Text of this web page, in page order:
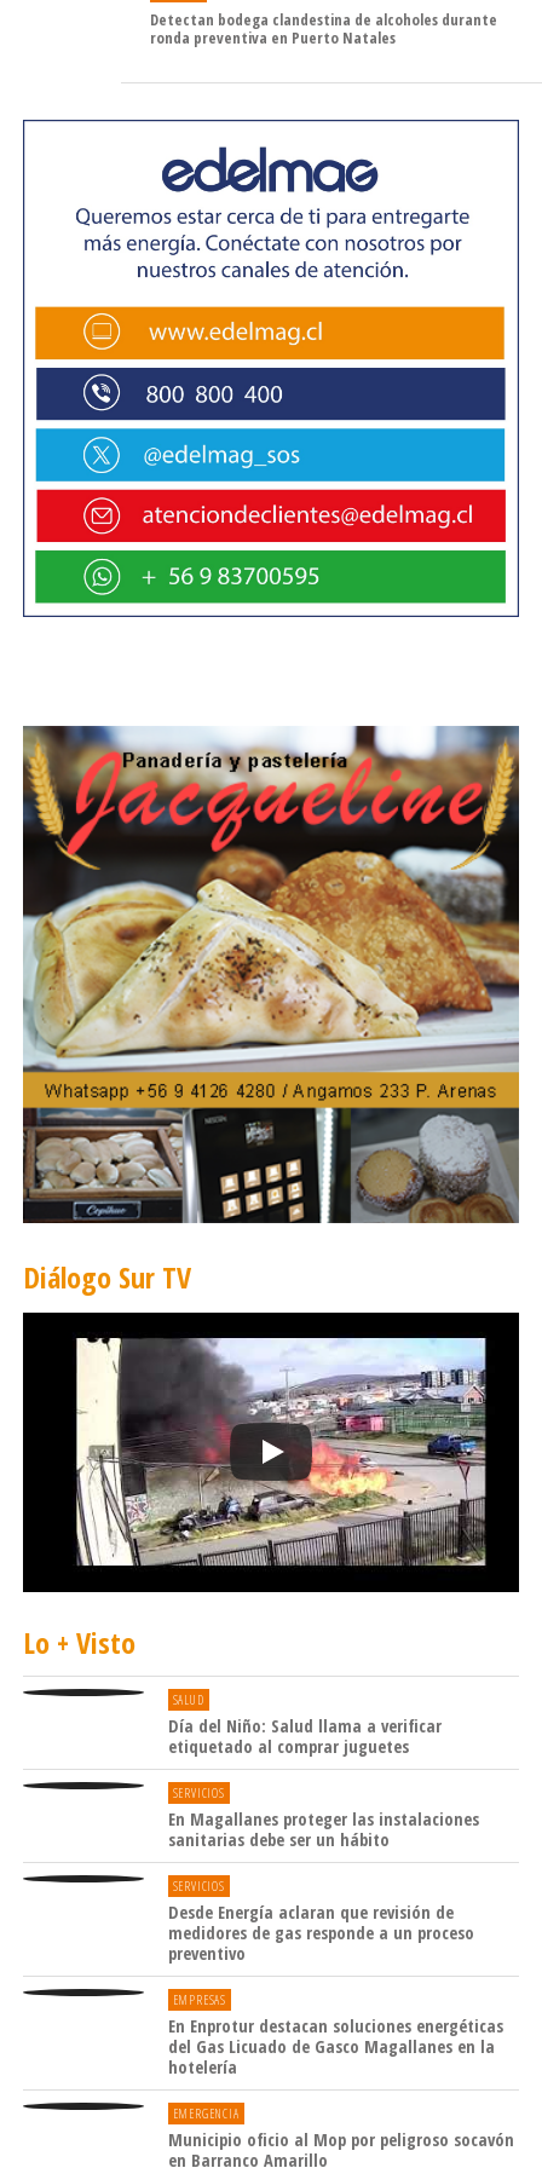
cuesta llegar con construcción a lugares tan aislados”.
proyecto de fibra óptica antártica y la futura
incorporación de 100 buses eléctricos, con una inversión
de 130 mil millones de pesos.
Quedan menos de 10 meses de gobierno, pero el
compromiso sigue intacto: vamos a trabajar hasta el
último día para seguir construyendo un país más justo e
inclusivo, con foco en las personas y las regiones”, afirmó
Ruiz Pivcevic.
Entre los aspectos más relevantes de esta cuarta y última
Cuenta Pública del Presidente Gabriel Boric destacan:
Seguridad pública
El Mandatario reafirmó que la seguridad sigue siendo
prioridad nacional. Se anunció la incorporación de 1.300
nuevos carabineros, la creación del Ministerio de
Probidad y transparencia
A raíz de casos recientes, se impulsarán mecanismos
más rigurosos de control y fiscalización, especialmente
en el traspaso de recursos públicos a fundaciones. Se
busca reforzar la ética y la probidad en la administración
pública.
Infraestructura y conectividad
Se anunció la futura extensión de la Línea 7 del Metro de
Santiago hasta el Aeropuerto Internacional Arturo
Merino Benítez, mejorando significativamente la
conectividad urbana e intermodal en la capital.
Derechos humanos
clara de compromiso con la justicia, la verdad y la
igualdad ante la ley, poniendo fin a privilegios para
condenados por violaciones a los derechos humanos.
Tecnología e innovación
Chile desarrollará, en colaboración con Brasil, un modelo
de lenguaje de inteligencia artificial con enfoque
latinoamericano. La iniciativa busca promover la
soberanía digital, el desarrollo tecnológico regional y el
Bienestar animal
Se impulsará una política nacional de bienestar animal,
que incluye la habilitación de cementerios municipales
para mascotas, reconociendo el vínculo afectivo entre
personas y animales, y respondiendo a una creciente
demanda ciudadana.
Cuidado y salud mental
El Presidente anunció el lanzamiento del Sistema
Nacional de Cuidados («Chile Cuida»), que busca apoyar
a personas cuidadoras y a quienes requieren cuidados.
Además, se ampliará la cobertura pública en salud
mental, con atención universal y enfoque en niños, niñas,
jóvenes y personas mayores.
Cultura y acceso
Detectan bodega clandestina de alcoholes durante
ronda preventiva en Puerto Natales
Diálogo Sur TV
Lo + Visto
SALUD
Día del Niño: Salud llama a verificar
etiquetado al comprar juguetes
SERVICIOS
En Magallanes proteger las instalaciones
sanitarias debe ser un hábito
SERVICIOS
Desde Energía aclaran que revisión de
medidores de gas responde a un proceso
preventivo
EMPRESAS
En Enprotur destacan soluciones energéticas
del Gas Licuado de Gasco Magallanes en la
hotelería
EMERGENCIA
Municipio oficio al Mop por peligroso socavón
en Barranco Amarillo